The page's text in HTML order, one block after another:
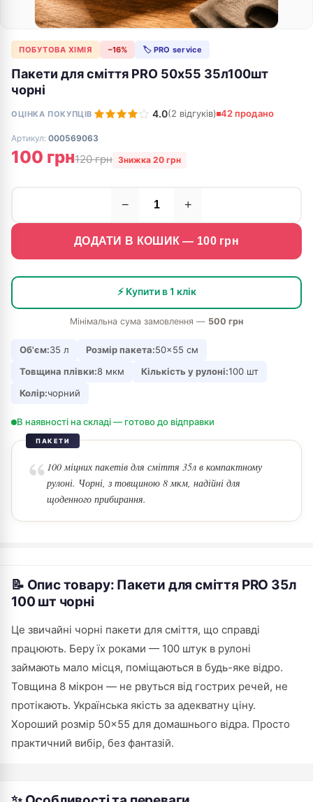
ПОБУТОВА ХІМІЯ −16% 🏷 PRO service
Пакети для смiття PRO 50х55 35л100шт
чорні
ОЦІНКА ПОКУПЦІВ 4.0(2 відгуків) 42 продано
Артикул: 000569063
100 грн120 грн Знижка 20 грн
− +
ДОДАТИ В КОШИК — 100грн
⚡ Купити в 1 клік
Мінімальна сума замовлення — 500 грн
Об'єм:35 л Розмір пакета:50×55 см
Товщина плівки:8 мкм Кількість у рулоні:100 шт
Колір:чорний
В наявності на складі — готово до відправки
ПАКЕТИ
100 міцних пакетів для сміття 35л в компактному
рулоні. Чорні, з товщиною 8 мкм, надійні для
щоденного прибирання.
📝 Опис товару: Пакети для сміття PRO 35л
100 шт чорні
Це звичайні чорні пакети для сміття, що справді
працюють. Беру їх роками — 100 штук в рулоні
займають мало місця, поміщаються в будь-яке відро.
Товщина 8 мікрон — не рвуться від гострих речей, не
протікають. Українська якість за адекватну ціну.
Хороший розмір 50×55 для домашнього відра. Просто
практичний вибір, без фантазій.